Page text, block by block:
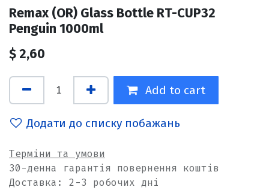
Remax (OR) Glass Bottle RT-CUP32
Penguin 1000ml
$2,60
Add to cart
Додати до списку побажань
Терміни та умови
30-денна гарантія повернення коштів
Доставка: 2-3 робочих дні